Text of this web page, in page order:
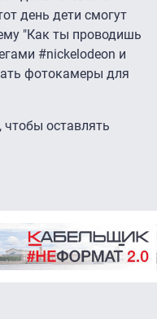
день дети смогут
"Как ты проводишь
#nickelodeon и
фотокамеры для
, чтобы оставлять